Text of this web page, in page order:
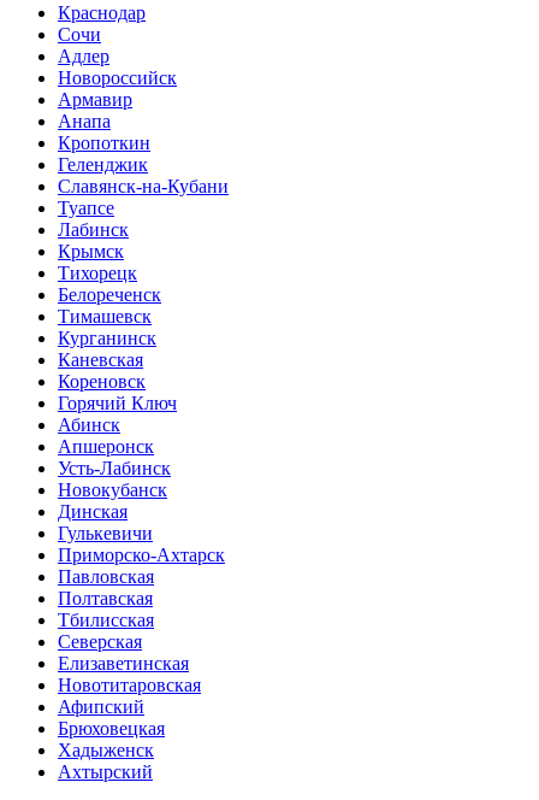
Краснодар
Сочи
Адлер
Новороссийск
Армавир
Анапа
Кропоткин
Геленджик
Славянск-на-Кубани
Туапсе
Лабинск
Крымск
Тихорецк
Белореченск
Тимашевск
Курганинск
Каневская
Кореновск
Горячий Ключ
Абинск
Апшеронск
Усть-Лабинск
Новокубанск
Динская
Гулькевичи
Приморско-Ахтарск
Павловская
Полтавская
Тбилисская
Северская
Елизаветинская
Новотитаровская
Афипский
Брюховецкая
Хадыженск
Ахтырский